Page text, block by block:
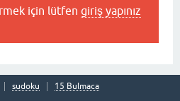
için lütfen giriş yapınız
sudoku
15 Bulmaca